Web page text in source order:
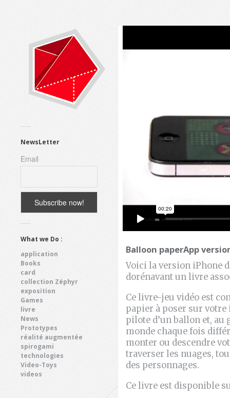
NewsLetter
Email
What we Do :
application
Books
card
collection Zéphyr
exposition
Games
livre
News
Prototypes
réalité augmentée
spirogami
technologies
Video-Toys
videos
Balloon paperApp
Voici la version iPhone
dorénavant un livre
Ce livre-jeu vidéo est
papier à poser sur votre
pilote d’un ballon et, au
monde chaque fois
monter ou descendre
traverser les nuages,
des personnages.
Ce livre est disponible